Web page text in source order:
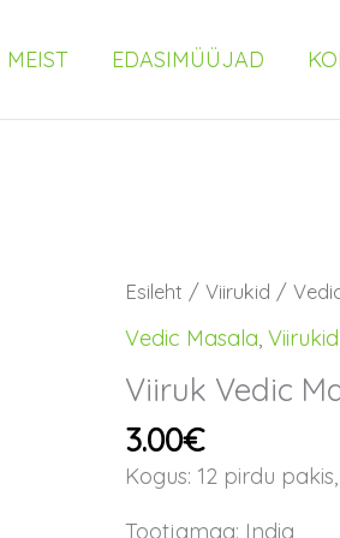
MEIST EDASIMÜÜJAD
Esileht / Viirukid /
Vedic Masala Viirukid
Viiruk Vedic
3.00€
Kogus: 12 pirdu
Tootjamaa: India
Viiruk
Masala
Jasmiin